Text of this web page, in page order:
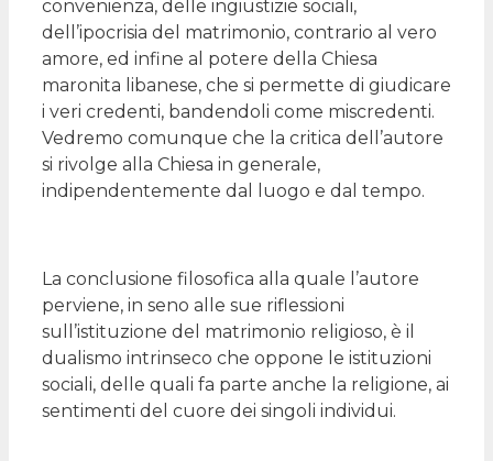
convenienza, delle ingiustizie sociali,
dell’ipocrisia del matrimonio, contrario al vero
amore, ed infine al potere della Chiesa
maronita libanese, che si permette di giudicare
i veri credenti, bandendoli come miscredenti.
Vedremo comunque che la critica dell’autore
si rivolge alla Chiesa in generale,
indipendentemente dal luogo e dal tempo.
La conclusione filosofica alla quale l’autore
perviene, in seno alle sue riflessioni
sull’istituzione del matrimonio religioso, è il
dualismo intrinseco che oppone le istituzioni
sociali, delle quali fa parte anche la religione, ai
sentimenti del cuore dei singoli individui.